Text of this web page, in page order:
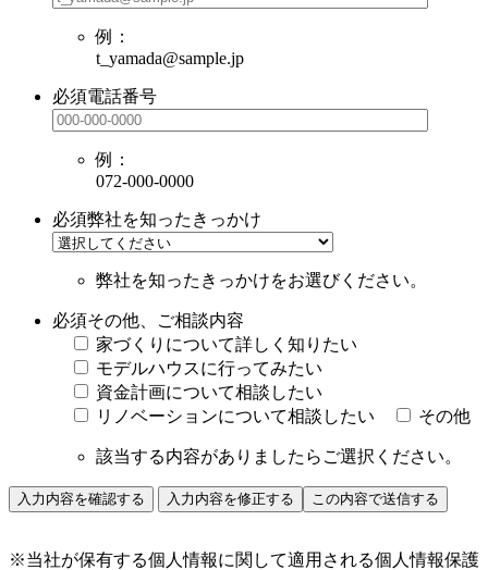
例：
t_yamada@sample.jp
必須電話番号
例：
072-000-0000
必須弊社を知ったきっかけ
弊社を知ったきっかけをお選びください。
必須その他、ご相談内容
家づくりについて詳しく知りたい
モデルハウスに行ってみたい
資金計画について相談したい
リノベーションについて相談したい
その他
該当する内容がありましたらご選択ください。
※当社が保有する個人情報に関して適用される個人情報保護